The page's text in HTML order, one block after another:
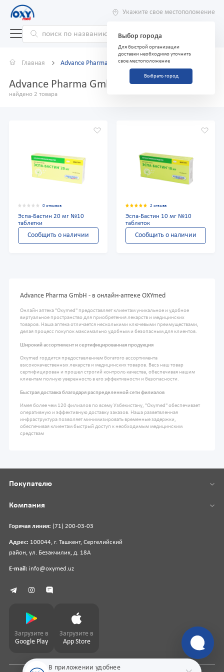
Укажите свое местоположение
Выбор города
Для быстрой организации
доставки необходимо уточнить
свое местоположение
Выбрать город
Главная Advance Pharma GmbH
Advance Pharma GmbH
найдено 2 товара
0 отзывов
Эспа-Бастин 20 мг №10
таблетки
Сообщить о наличии
2 отзыва
Эспа-Бастин 10 мг №10
таблеток
Сообщить о наличии
Advance Pharma GmbH - в онлайн-аптеке OXYmed
Онлайн аптека "Oxymed" предоставляет клиентам уникальное и удобное
виртуальное пространство для приобретения лекарств и медицинских
товаров. Наша аптека отличается несколькими ключевыми преимуществами,
делая процесс покупок максимально удобным и безопасным для клиентов.
Широкий ассортимент и сертифицированная продукция
Oxymed гордится предоставлением богатого ассортимента
высококачественных лекарств и медицинских товаров. Весь наш товар
сертифицирован и прошел строгий контроль качества, обеспечивая нашим
клиентам полную уверенность в его эффективности и безопасности.
Быстрая доставка благодаря распределенной сети филиалов
Имея более чем 120 филиалов по всему Узбекистану, "Oxymed" обеспечивает
оперативную и эффективную доставку заказов. Наша разветвленная
инфраструктура позволяет минимизировать временные задержки,
обеспечивая клиентам быстрый доступ к необходимым медицинским
средствам
В приложении удобнее
Горячая линия: (71) 200-03-03
Адрес: 100044, г. Ташкент, Сергелийский
район, ул. Безакчилик, д. 18А
E-mail: info@oxymed.uz
Покупателю
Компания
Загрузите в
Google Play
Загрузите в
App Store